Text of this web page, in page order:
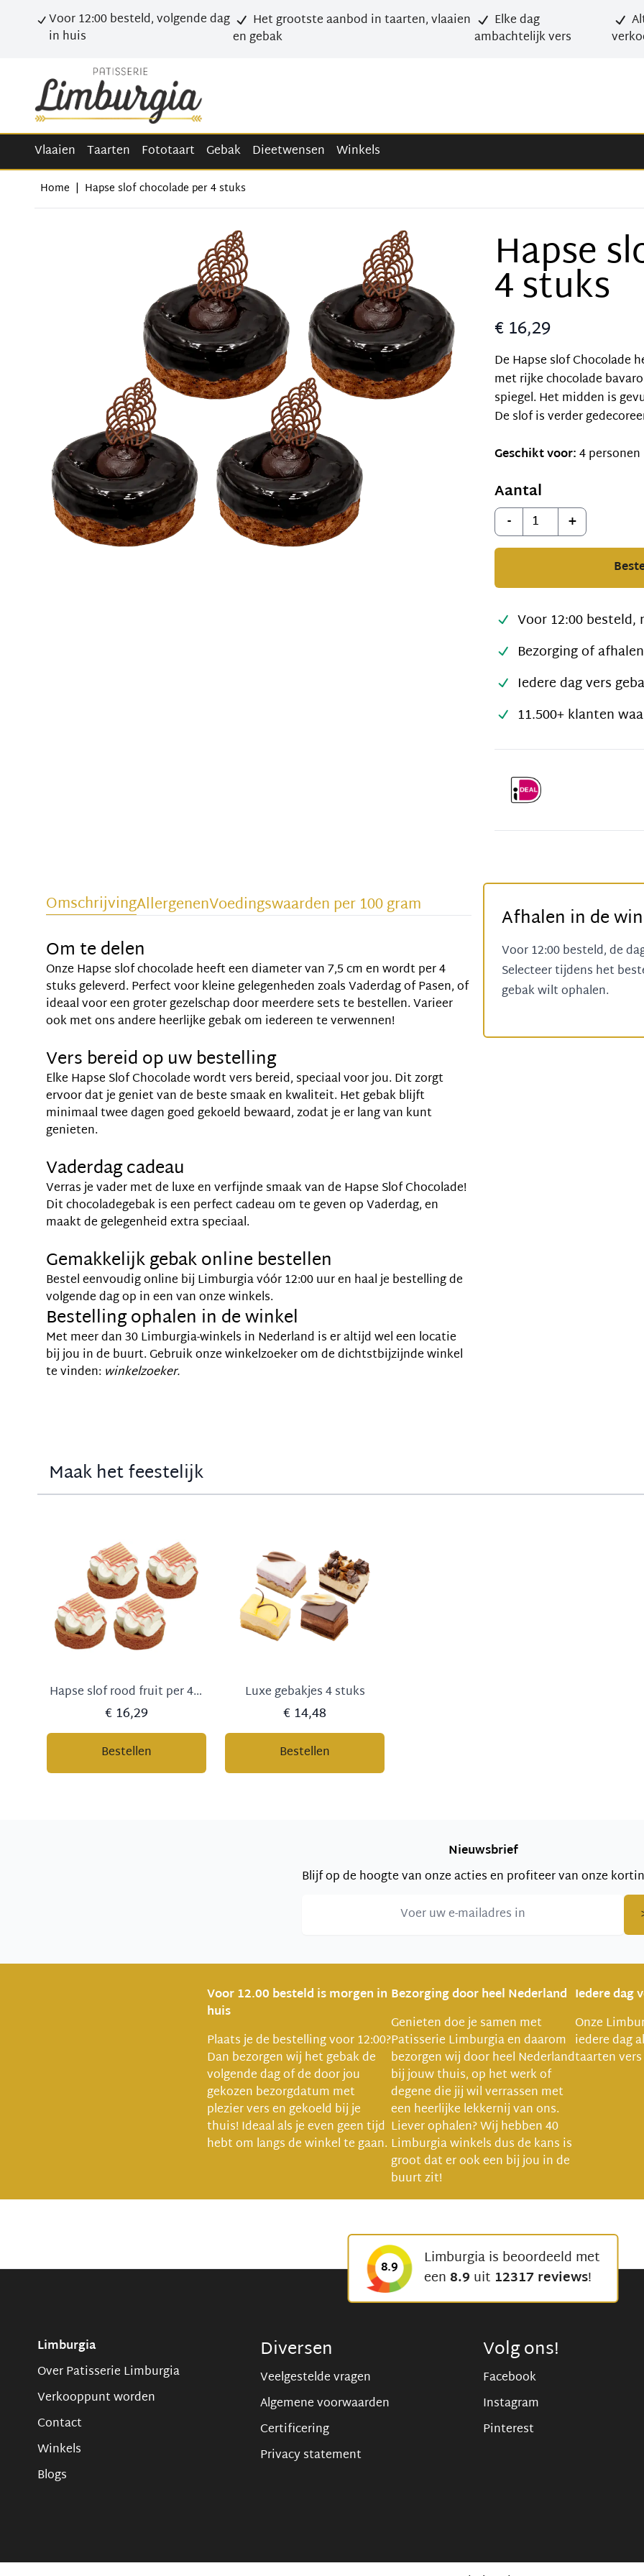
Voor 12:00 besteld, volgende dag
in huis
Het grootste aanbod in taarten, vlaaien
en gebak
Elke dag
ambachtelijk vers
Vlaaien Taarten Fototaart Gebak Dieetwensen Winkels
Home | Hapse slof chocolade per 4 stuks
Hapse
4 stuks
€ 16,29
De Hapse slof Chocolade
met rijke chocolade
spiegel. Het midden is
De slof is verder
Geschikt voor:4 personen
Aantal
-
Aantal +
Voor 12:00 besteld,
Bezorging of
Iedere dag vers
11.500+ klanten
OmschrijvingAllergenenVoedingswaarden per 100 gram
Om te delen
Onze Hapse slof chocolade heeft een diameter van 7,5 cm en wordt per 4
stuks geleverd. Perfect voor kleine gelegenheden zoalsVaderdagofPasen, of
ideaal voor een groter gezelschap door meerdere sets te bestellen. Varieer
ook met ons andere heerlijke gebak om iedereen te verwennen!
Vers bereid op uw bestelling
Elke Hapse Slof Chocolade wordt vers bereid, speciaal voor jou. Dit zorgt
ervoor dat je geniet van de beste smaak en kwaliteit. Het gebak blijft
minimaal twee dagen goed gekoeld bewaard, zodat je er lang van kunt
genieten.
Vaderdag cadeau
Verras je vader met de luxe en verfijnde smaak van de Hapse Slof Chocolade!
Dit chocoladegebak is een perfect cadeau om te geven op Vaderdag, en
maakt de gelegenheid extra speciaal.
Gemakkelijk gebak online bestellen
Bestel eenvoudig online bij Limburgia vóór 12:00 uur en haal je bestelling de
volgende dag op in een van onze winkels.
Bestelling ophalen in de winkel
Met meer dan 30 Limburgia-winkels in Nederland is er altijd wel een locatie
bij jou in de buurt. Gebruik onze winkelzoeker om de dichtstbijzijnde winkel
te vinden: winkelzoeker.
Afhalen in de
Voor 12:00 besteld, de
Selecteer tijdens het
gebak wilt ophalen.
Maak het feestelijk
Hapse slof rood fruit per 4 stuks
€ 16,29
Bestellen
Luxe gebakjes 4 stuks
€ 14,48
Bestellen
Nieuwsbrief
Blijf op de hoogte van onze acties en profiteer van onze
Voor 12.00 besteld is morgen in
huis
Plaats je de bestelling voor 12:00?
Dan bezorgen wij het gebak de
volgende dag of de door jou
gekozen bezorgdatum met
plezier vers en gekoeld bij je
thuis! Ideaal als je even geen tijd
hebt om langs de winkel te gaan.
Bezorging door heel Nederland
Genieten doe je samen met
Patisserie Limburgia en daarom
bezorgen wij door heel Nederland
bij jouw thuis, op het werk of
degene die jij wil verrassen met
een heerlijke lekkernij van ons.
Liever ophalen? Wij hebben 40
Limburgia winkels dus de kans is
groot dat er ook een bij jou in de
buurt zit!
Iedere dag
Onze
iedere dag
taarten
8.9
Limburgia is beoordeeld met
een 8.9 uit 12317 reviews!
Limburgia
Over Patisserie Limburgia
Verkooppunt worden
Contact
Winkels
Blogs
Diversen
Veelgestelde vragen
Algemene voorwaarden
Certificering
Privacy statement
Volg ons!
Facebook
Instagram
Pinterest